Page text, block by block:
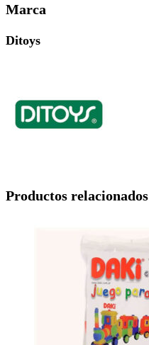
Marca
Ditoys
Productos relacionados